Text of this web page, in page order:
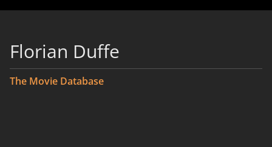
Florian Duffe
The Movie Database